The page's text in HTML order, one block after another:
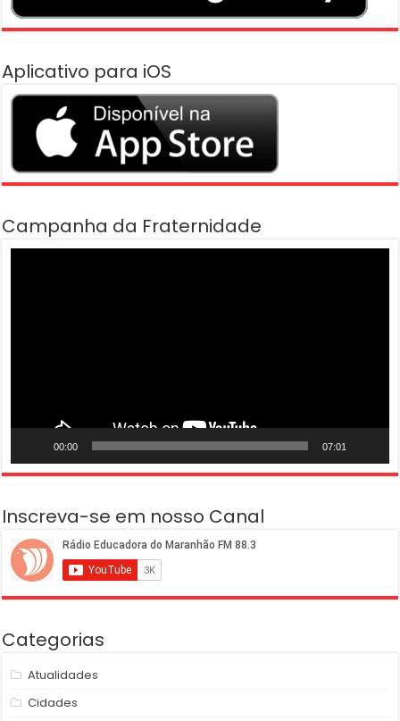
Aplicativo para iOS
Campanha da Fraternidade
00:00 07:01
Inscreva-se em nosso Canal
Categorias
Atualidades
Cidades